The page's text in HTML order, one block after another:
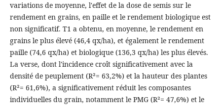
variations de moyenne, l'effet de la dose de semis sur le
rendement en grains, en paille et le rendement biologique est
non significatif. T1 a obtenu, en moyenne, le rendement en
grains le plus élevé (46,4 qx/ha), et également le rendement
paille (74,6 qx/ha) et biologique (136,3 qx/ha) les plus élevés.
La verse, dont l'incidence croît significativement avec la
densité de peuplement (R²= 63,2%) et la hauteur des plantes
(R²= 61,6%), a significativement réduit les composantes
individuelles du grain, notamment le PMG (R²= 47,6%) et le